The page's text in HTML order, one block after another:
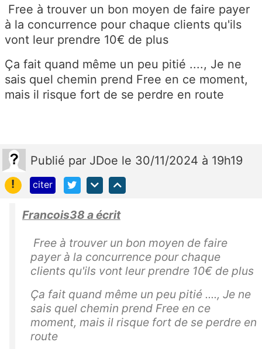
Free à trouver un bon moyen de faire payer
à la concurrence pour chaque clients qu'ils
vont leur prendre 10€ de plus
Ça fait quand même un peu pitié ...., Je ne
sais quel chemin prend Free en ce moment,
mais il risque fort de se perdre en route
Publié par JDoe le 30/11/2024 à 19h19
!
citer
Francois38 a écrit
Free à trouver un bon moyen de faire
payer à la concurrence pour chaque
clients qu'ils vont leur prendre 10€ de plus
Ça fait quand même un peu pitié ...., Je ne
sais quel chemin prend Free en ce
moment, mais il risque fort de se perdre en
route